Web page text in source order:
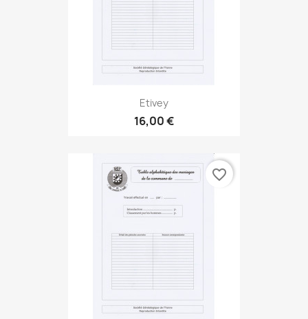
Etivey
16,00 €
favorite_border